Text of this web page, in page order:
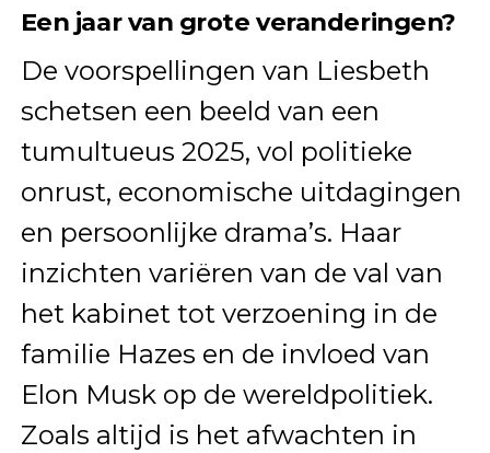
Een jaar van grote veranderingen?
De voorspellingen van Liesbeth
schetsen een beeld van een
tumultueus 2025, vol politieke
onrust, economische uitdagingen
en persoonlijke drama’s. Haar
inzichten variëren van de val van
het kabinet tot verzoening in de
familie Hazes en de invloed van
Elon Musk op de wereldpolitiek.
Zoals altijd is het afwachten in